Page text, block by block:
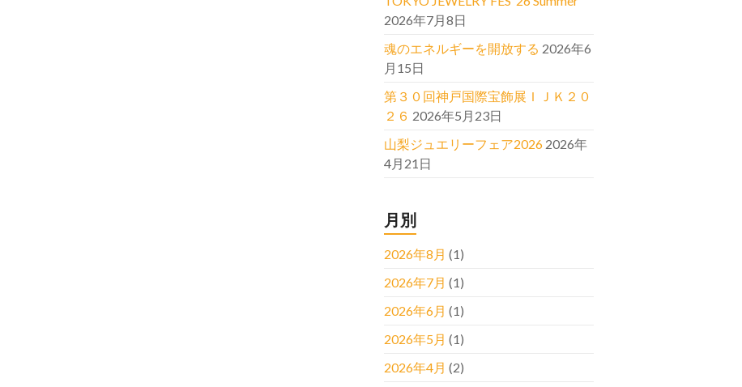
2026年7月8日
魂のエネルギーを開放する 2026年6
月15日
第３０回神戸国際宝飾展ＩＪＫ２０
２６ 2026年5月23日
山梨ジュエリーフェア2026 2026年
4月21日
月別
2026年8月 (1)
2026年7月 (1)
2026年6月 (1)
2026年5月 (1)
2026年4月 (2)